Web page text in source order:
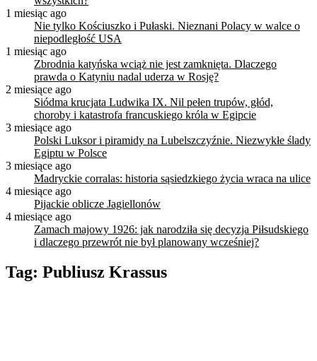
1 miesiąc ago
Nie tylko Kościuszko i Pułaski. Nieznani Polacy w walce o
niepodległość USA
1 miesiąc ago
Zbrodnia katyńska wciąż nie jest zamknięta. Dlaczego
prawda o Katyniu nadal uderza w Rosję?
2 miesiące ago
Siódma krucjata Ludwika IX. Nil pełen trupów, głód,
choroby i katastrofa francuskiego króla w Egipcie
3 miesiące ago
Polski Luksor i piramidy na Lubelszczyźnie. Niezwykłe ślady
Egiptu w Polsce
3 miesiące ago
Madryckie corralas: historia sąsiedzkiego życia wraca na ulice
4 miesiące ago
Pijackie oblicze Jagiellonów
4 miesiące ago
Zamach majowy 1926: jak narodziła się decyzja Piłsudskiego
i dlaczego przewrót nie był planowany wcześniej?
Tag: Publiusz Krassus